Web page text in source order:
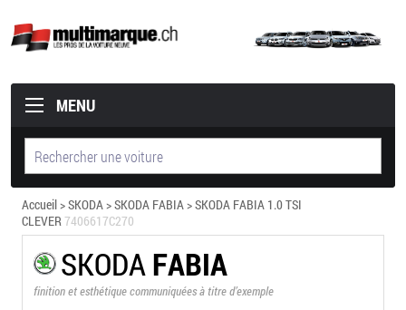
MENU
Accueil>SKODA>SKODA FABIA> SKODA FABIA 1.0 TSI
CLEVER7406617C270
SKODAFABIA
finition et esthétique communiquées à titre d’exemple